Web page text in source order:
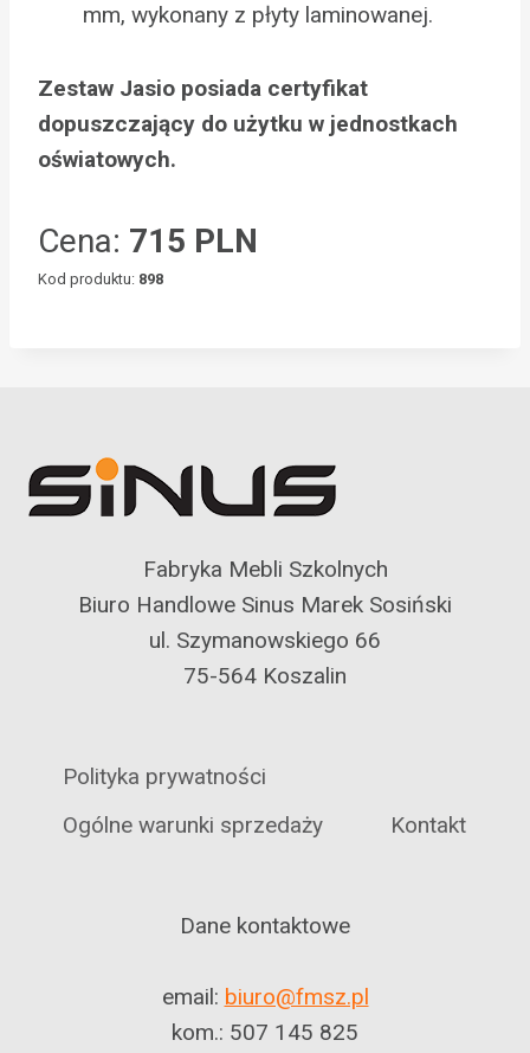
mm, wykonany z płyty laminowanej.
Zestaw Jasio posiada certyfikat
dopuszczający do użytku w jednostkach
oświatowych.
Cena: 715 PLN
Kod produktu: 898
Fabryka Mebli Szkolnych
Biuro Handlowe Sinus Marek Sosiński
ul. Szymanowskiego 66
75-564 Koszalin
Polityka prywatności
Ogólne warunki sprzedaży
Kontakt
Dane kontaktowe
email: biuro@fmsz.pl
kom.: 507 145 825